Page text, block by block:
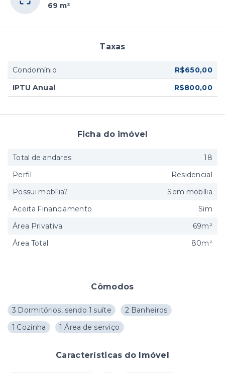
69 m²
Cômodos
3 Dormitórios, sendo 1 suíte
2 Banheiros
1 Cozinha
1 Área de serviço
Características do Imóvel
Taxas
Condomínio
R$650,00
IPTU Anual
R$800,00
Ficha do imóvel
Total de andares
18
Perfil
Residencial
Possui mobília?
Sem mobília
Aceita Financiamento
Sim
Área Privativa
69m²
Área Total
80m²